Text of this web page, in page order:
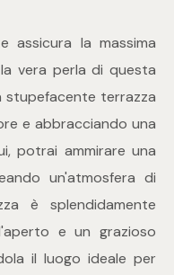
assicura la massima
vera perla di questa
terrazza
e abbracciando una
potrai ammirare una
un'atmosfera di
è splendidamente
e un grazioso
il luogo ideale per